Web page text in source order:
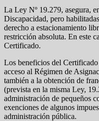
La Ley Nº 19.279, asegura,
Discapacidad, pero
derecho a estacionamiento
restricción absoluta. En este
Certificado.
Los beneficios del
acceso al Régimen de
también a la obtención de
(prevista en la misma Ley,
administración de pequeños
exenciones de algunos
administración pública.